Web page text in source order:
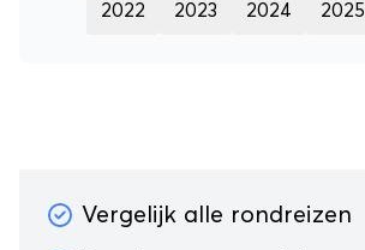
2022 2023 2024 2025
Vergelijk alle rondreizen